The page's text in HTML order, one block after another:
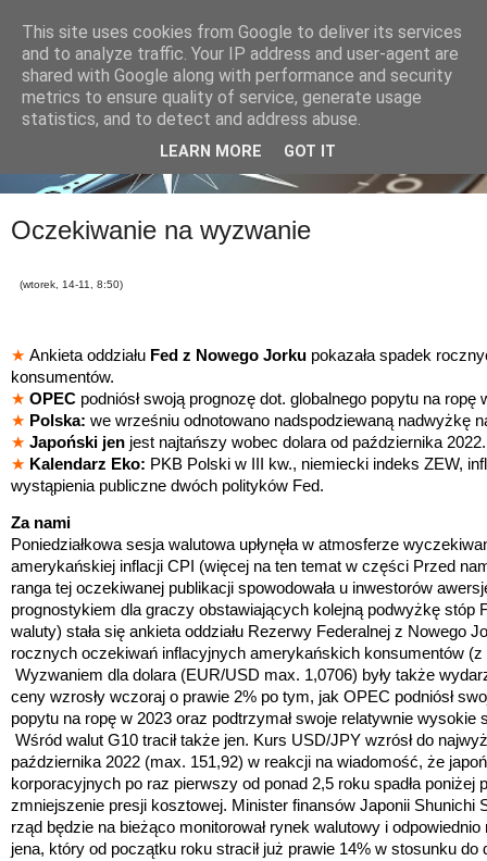
Oczekiwanie na wyzwanie
(wtorek, 14-11, 8:50)
★ Ankieta oddziału Fed z Nowego Jorku pokazała spadek
konsumentów.
★ OPEC podniósł swoją prognozę dot. globalnego popytu na ropę
★ Polska: we wrześniu odnotowano nadspodziewaną nadwyżkę
★ Japoński jen jest najtańszy wobec dolara od października 2022.
★ Kalendarz Eko: PKB Polski w III kw., niemiecki indeks ZEW,
wystąpienia publiczne dwóch polityków Fed.
Za nami
Poniedziałkowa sesja walutowa upłynęła w atmosferze
amerykańskiej inflacji CPI (więcej na ten temat w części Przed
ranga tej oczekiwanej publikacji spowodowała u inwestorów
prognostykiem dla graczy obstawiających kolejną podwyżkę stóp
waluty) stała się ankieta oddziału Rezerwy Federalnej z Nowego
rocznych oczekiwań inflacyjnych amerykańskich konsumentów
Wyzwaniem dla dolara (EUR/USD max. 1,0706) były także
ceny wzrosły wczoraj o prawie 2% po tym, jak OPEC podniósł
popytu na ropę w 2023 oraz podtrzymał swoje relatywnie
Wśród walut G10 tracił także jen. Kurs USD/JPY wzrósł do
października 2022 (max. 151,92) w reakcji na wiadomość, że
korporacyjnych po raz pierwszy od ponad 2,5 roku spadła poniżej
zmniejszenie presji kosztowej. Minister finansów Japonii Shunichi
rząd będzie na bieżąco monitorował rynek walutowy i odpowiednio
jena, który od początku roku stracił już prawie 14% w stosunku
This site uses cookies from Google to deliver its services
and to analyze traffic. Your IP address and user-agent are
shared with Google along with performance and security
metrics to ensure quality of service, generate usage
statistics, and to detect and address abuse.
LEARN MORE GOT IT